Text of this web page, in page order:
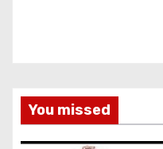
You missed